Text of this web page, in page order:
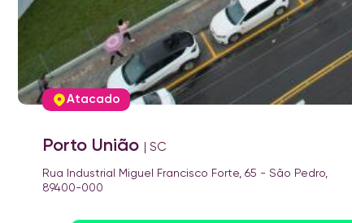
Atacado
Campos Novos
Rua Marechal Deodoro, 2027 - Nossa Senhora de Lourdes
89620-000